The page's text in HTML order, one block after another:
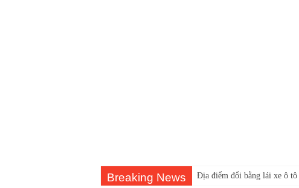
Breaking News Địa điểm đổi bằng lái xe ô tô